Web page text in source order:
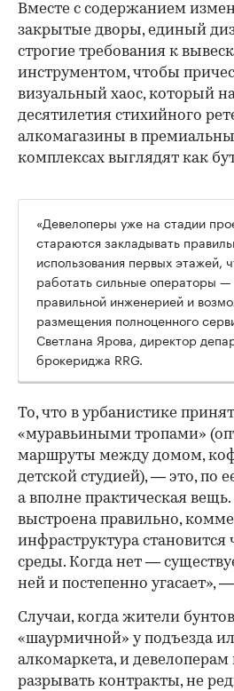
Вместе с содержанием
закрытые дворы, единый
строгие требования к
инструментом, чтобы
визуальный хаос, который
десятилетия стихийного
алкомагазины в
комплексах выглядят как
00:00
«Девелоперы уже на стадии
стараются закладывать
использования первых этажей,
работать сильные операторы
правильной инженерией и
размещения полноценного
Светлана Ярова, директор
брокериджа RRG.
То, что в урбанистике
«муравьиными тропами»
маршруты между домом,
детской студией), — это, по
а вполне практическая
выстроена правильно,
инфраструктура
среды. Когда нет —
ней и постепенно угасает»,
Случаи, когда жители
«шаурмичной» у подъезда
алкомаркета, и девелоперам
разрывать контракты, не